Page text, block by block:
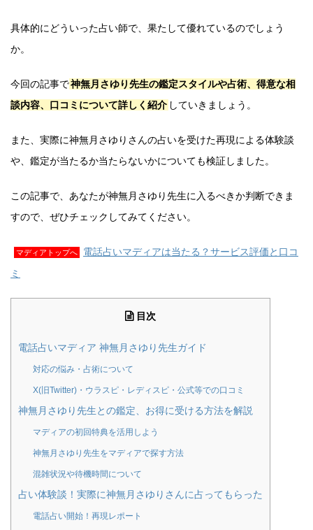
具体的にどういった占い師で、果たして優れているのでしょう
か。
今回の記事で神無月さゆり先生の鑑定スタイルや占術、得意な相
談内容、口コミについて詳しく紹介 していきましょう。
また、実際に神無月さゆりさんの占いを受けた再現による体験談
や、鑑定が当たるか当たらないかについても検証しました。
この記事で、あなたが神無月さゆり先生に入るべきか判断できま
すので、ぜひチェックしてみてください。
マディアトップへ
電話占いマディアは当たる？サービス評価と口コ
ミ
目次
電話占いマディア 神無月さゆり先生ガイド
対応の悩み・占術について
X(旧Twitter)・ウラスピ・レディスピ・公式等での口コミ
神無月さゆり先生との鑑定、お得に受ける方法を解説
マディアの初回特典を活用しよう
神無月さゆり先生をマディアで探す方法
混雑状況や待機時間について
占い体験談！実際に神無月さゆりさんに占ってもらった
電話占い開始！再現レポート